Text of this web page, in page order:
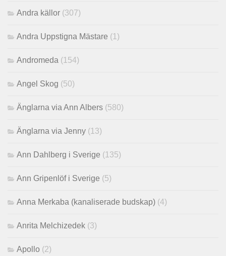
Andra källor (307)
Andra Uppstigna Mästare (1)
Andromeda (154)
Angel Skog (50)
Änglarna via Ann Albers (580)
Änglarna via Jenny (13)
Ann Dahlberg i Sverige (135)
Ann Gripenlöf i Sverige (5)
Anna Merkaba (kanaliserade budskap) (4)
Anrita Melchizedek (3)
Apollo (2)